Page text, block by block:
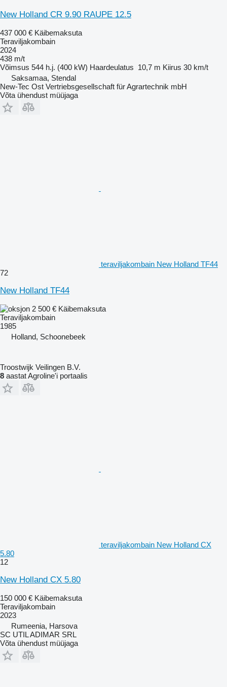
New Holland CR 9.90 RAUPE 12.5
437 000 € Käibemaksuta
Teraviljakombain
2024
438 m/t
Võimsus 544 h.j. (400 kW) Haardeulatus 10,7 m Kiirus 30 km/t
Saksamaa, Stendal
New-Tec Ost Vertriebsgesellschaft für Agrartechnik mbH
Võta ühendust müüjaga
teraviljakombain New Holland TF44
72
New Holland TF44
2 500 € Käibemaksuta
Teraviljakombain
1985
Holland, Schoonebeek
Troostwijk Veilingen B.V.
8 aastat Agroline'i portaalis
teraviljakombain New Holland CX
5.80
12
New Holland CX 5.80
150 000 € Käibemaksuta
Teraviljakombain
2023
Rumeenia, Harsova
SC UTIL ADIMAR SRL
Võta ühendust müüjaga